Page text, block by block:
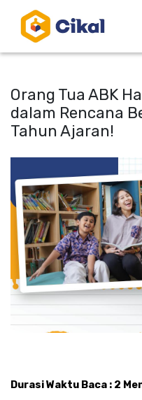
Orang Tua ABK
dalam Rencana
Tahun Ajaran!
Durasi Waktu Baca : 2